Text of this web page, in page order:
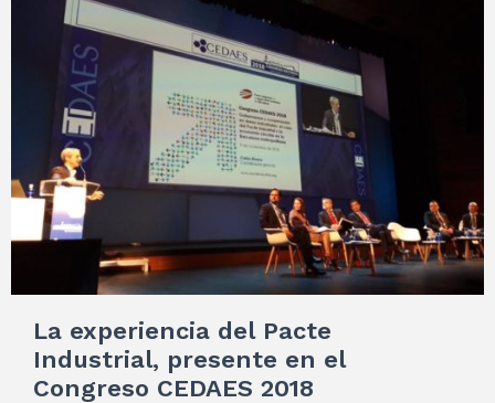
La experiencia del Pacte
Industrial, presente en el
Congreso CEDAES 2018